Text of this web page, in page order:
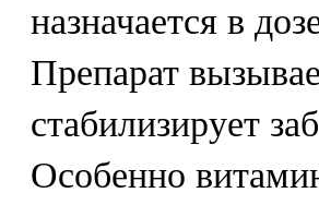
назначается в
Препарат
стабилизирует
Особенно